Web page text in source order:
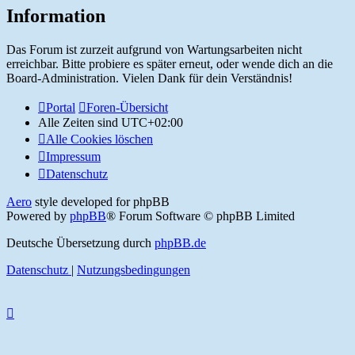
Information
Das Forum ist zurzeit aufgrund von Wartungsarbeiten nicht
erreichbar. Bitte probiere es später erneut, oder wende dich an die
Board-Administration. Vielen Dank für dein Verständnis!
Portal
Foren-Übersicht
Alle Zeiten sind UTC+02:00
Alle Cookies löschen
Impressum
Datenschutz
Aero style developed for phpBB
Powered by phpBB® Forum Software © phpBB Limited
Deutsche Übersetzung durch phpBB.de
Datenschutz | Nutzungsbedingungen